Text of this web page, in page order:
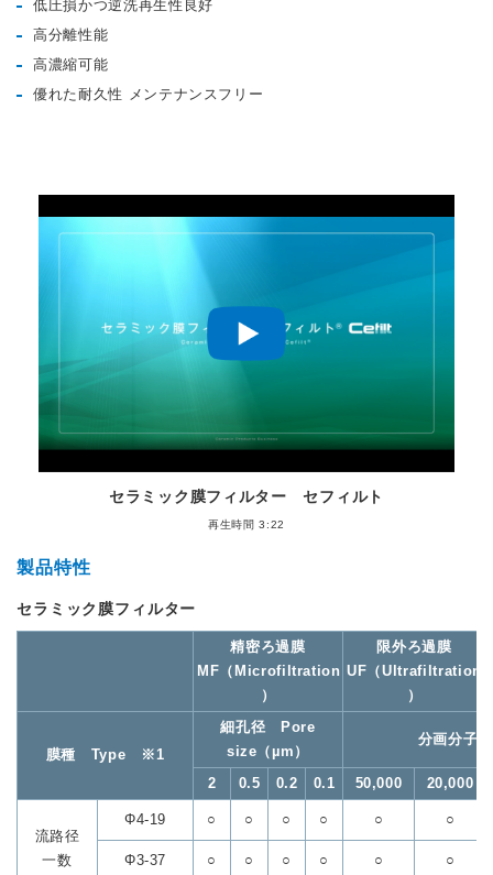
低圧損かつ逆洗再生性良好
高分離性能
高濃縮可能
優れた耐久性 メンテナンスフリー
セラミック膜フィルター セフィルト
再生時間 3:22
製品特性
セラミック膜フィルター
精密ろ過膜
MF（Microfiltration
）
限外ろ過膜
UF（Ultrafiltration
）
膜種 Type ※1
細孔径 Pore
size（µm）
分画分子
2 0.5 0.2 0.1 50,000 20,000
流路径
一数
Φ4-19 ○ ○ ○ ○ ○ ○
Φ3-37 ○ ○ ○ ○ ○ ○